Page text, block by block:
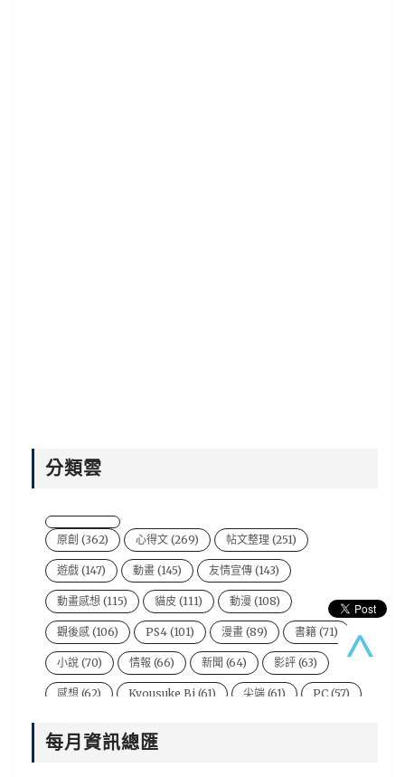
分類雲
原創 (362) 心得文 (269) 帖文整理 (251)
遊戲 (147) 動畫 (145) 友情宣傳 (143)
動畫感想 (115) 貓皮 (111) 動漫 (108)
觀後感 (106) PS4 (101) 漫畫 (89) 書籍 (71)
小說 (70) 情報 (66) 新聞 (64) 影評 (63)
感想 (62) Kyousuke Bi (61) 尖端 (61) PC (57)
video (43)
每月資訊總匯